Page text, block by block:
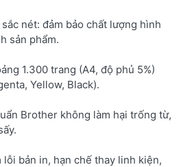
nét: đảm bảo chất lượng hình
sản phẩm.
1.300 trang (A4, độ phủ 5%)
Yellow, Black).
Brother không làm hại trống từ,
bản in, hạn chế thay linh kiện,